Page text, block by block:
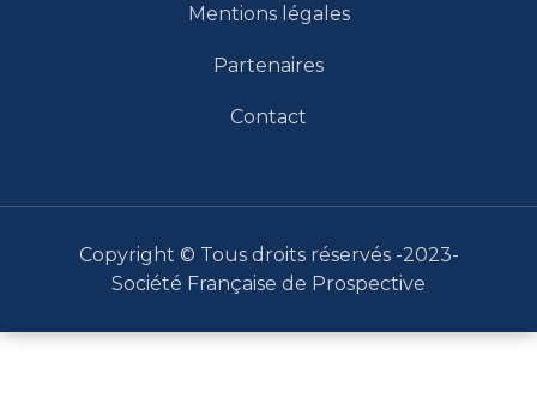
Mentions légales
Partenaires
Contact
Copyright © Tous droits réservés -2023-
Société Française de Prospective